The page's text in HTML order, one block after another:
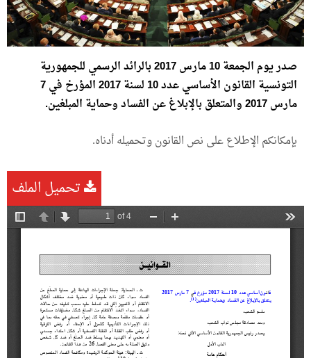
صدر يوم الجمعة 10 مارس 2017 بالرائد الرسمي للجمهورية
التونسية القانون الأساسي عدد 10 لسنة 2017 المؤرخ في 7
مارس 2017 والمتعلق بالإبلاغ عن
الفسادوحماية المبلغين.
بإمكانكم الإطلاع على نص القانون وتحميله أدناه.
تحميل الملف